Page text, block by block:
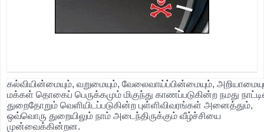
கல்வியின்மையும், வறுமையும், வேலைவாய்ப்பின்மையும்,
மக்கள் தொகைப் பெருக்கமும் மிகுந்து காணப்படுகின்ற நமது
துறைதோறும் வெளியிடப்படுகின்ற புள்ளிவிவரங்கள் அனைத்தும்,
ஒவ்வொரு துறையிலும் நாம் அடைந்திருக்கும் வீழ்ச்சியை
முன்வைக்கின்றன.